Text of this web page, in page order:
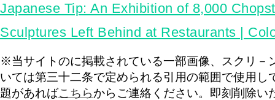
Japanese Tip: An Exhibition of 8,000
Sculptures Left Behind at Restaurants |
※当サイトのに掲載されている一部画像、スクリ－
いては第三十二条で定められる引用の範囲で使用し
題があればこちらからご連絡ください。即刻削除い